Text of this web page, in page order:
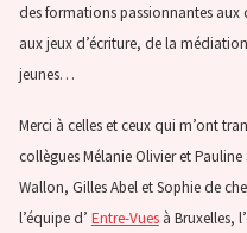
des formations passionnantes
aux jeux d’écriture, de la
jeunes…
Merci à celles et ceux qui m’ont
collègues Mélanie Olivier et
Wallon, Gilles Abel et Sophie de
l’équipe d’ Entre-Vuesà Bruxelles,